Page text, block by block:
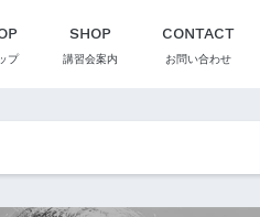
プ
SHOP
講習会案内
CONTACT
お問い合わせ